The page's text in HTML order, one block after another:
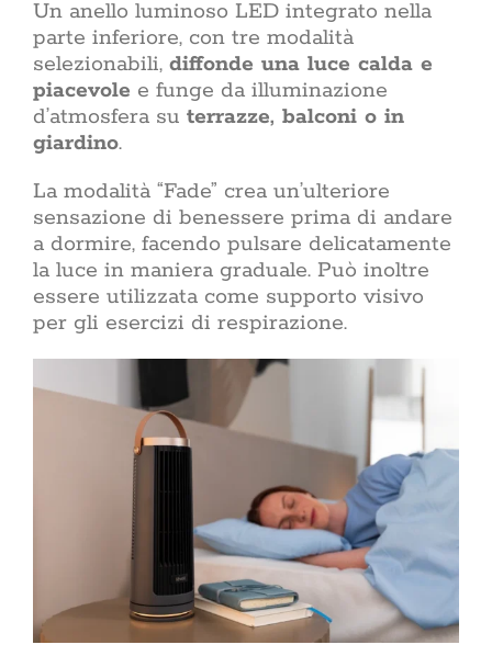
Un anello luminoso LED integrato nella
parte inferiore, con tre modalità
selezionabili, diffonde una luce calda e
piacevole e funge da illuminazione
d’atmosfera su terrazze, balconi o in
giardino.
La modalità “Fade” crea un’ulteriore
sensazione di benessere prima di andare
a dormire, facendo pulsare delicatamente
la luce in maniera graduale. Può inoltre
essere utilizzata come supporto visivo
per gli esercizi di respirazione.